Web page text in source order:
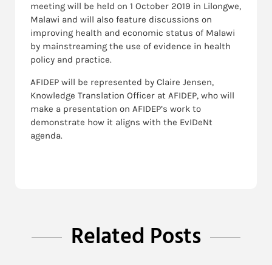
meeting will be held on 1 October 2019 in Lilongwe,
Malawi and will also feature discussions on
improving health and economic status of Malawi
by mainstreaming the use of evidence in health
policy and practice.
AFIDEP will be represented by Claire Jensen,
Knowledge Translation Officer at AFIDEP, who will
make a presentation on AFIDEP’s work to
demonstrate how it aligns with the EvIDeNt
agenda.
Related Posts